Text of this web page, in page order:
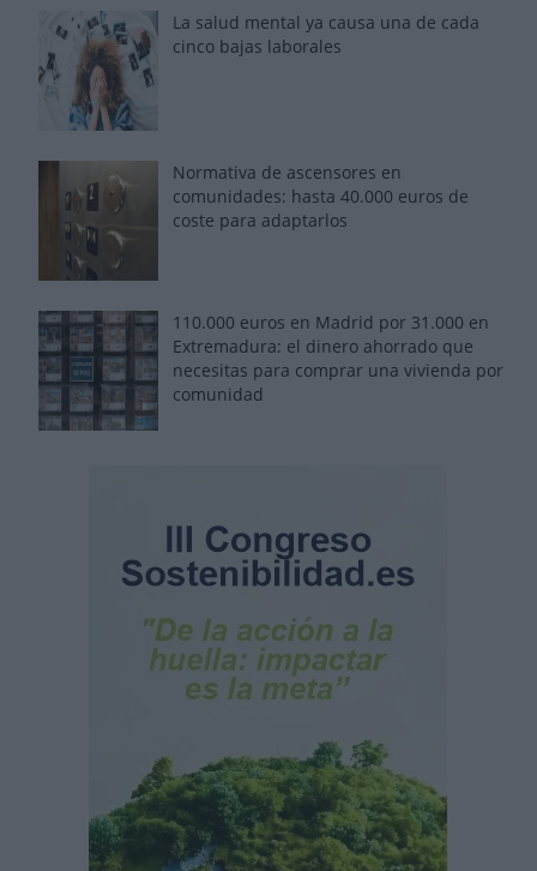
La salud mental ya causa una de cada
cinco bajas laborales
Normativa de ascensores en
comunidades: hasta 40.000 euros de
coste para adaptarlos
110.000 euros en Madrid por 31.000 en
Extremadura: el dinero ahorrado que
necesitas para comprar una vivienda por
comunidad